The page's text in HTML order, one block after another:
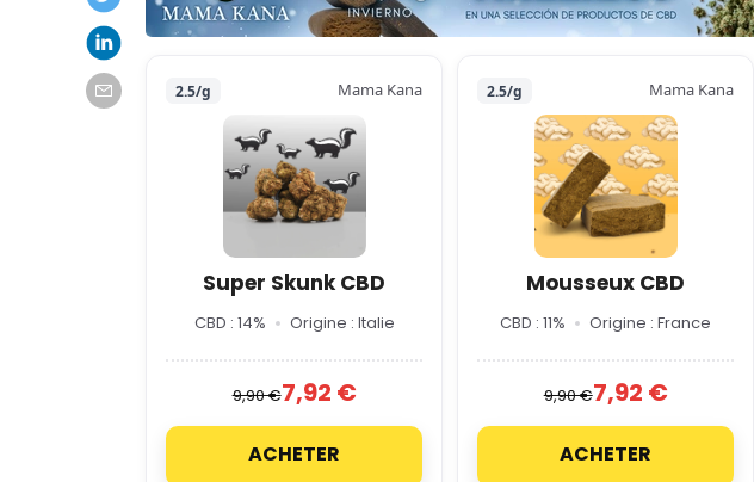
2.5/g Mama Kana
Super Skunk CBD
CBD : 14% Origine : Italie
9,90 €7,92 €
ACHETER
2.5/g Mama Kana
Mousseux CBD
CBD : 11% Origine : France
9,90 €7,92 €
ACHETER